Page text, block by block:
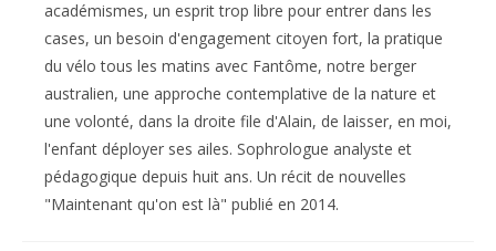
académismes, un esprit trop libre pour entrer dans les
cases, un besoin d'engagement citoyen fort, la pratique
du vélo tous les matins avec Fantôme, notre berger
australien, une approche contemplative de la nature et
une volonté, dans la droite file d'Alain, de laisser, en moi,
l'enfant déployer ses ailes. Sophrologue analyste et
pédagogique depuis huit ans. Un récit de nouvelles
"Maintenant qu'on est là" publié en 2014.